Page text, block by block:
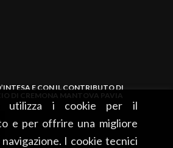
utilizza i cookie per il
e per offrire una migliore
I cookie tecnici
e torte salate.
inalterate le proprie qualità
Voghera non è soltanto un
E CON IL CONTRIBUTO DI
DI CREMONA MANTOVA PAVIA